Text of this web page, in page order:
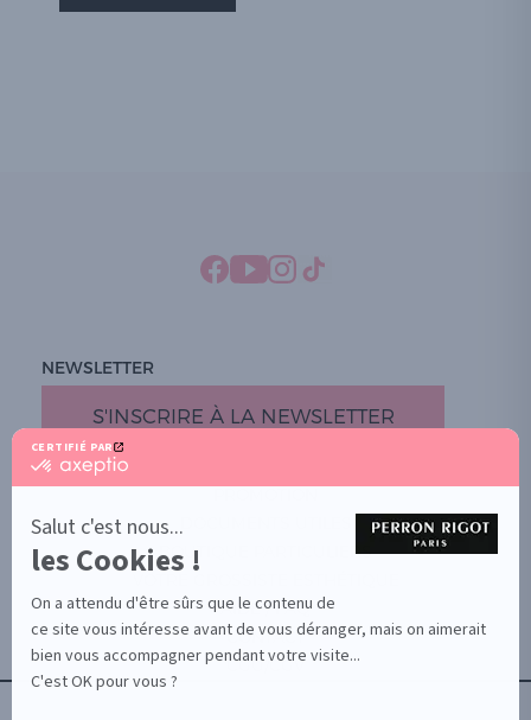
CERTIFIÉ PAR
certifié
En
savoir
plus
sur
Axeptio
Salut c'est nous...
les Cookies !
On a attendu d'être sûrs que le contenu de
ce site vous intéresse avant de vous déranger, mais on aimerait
bien vous accompagner pendant votre visite...
C'est OK pour vous ?
NEWSLETTER
S'INSCRIRE À LA NEWSLETTER
BOUTIQUE PARTICULIERS
AIDE / FAQ
CONTACT
CGU/CGV